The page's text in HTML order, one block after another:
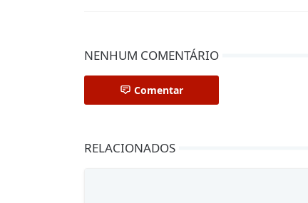
NENHUM COMENTÁRIO
Comentar
RELACIONADOS